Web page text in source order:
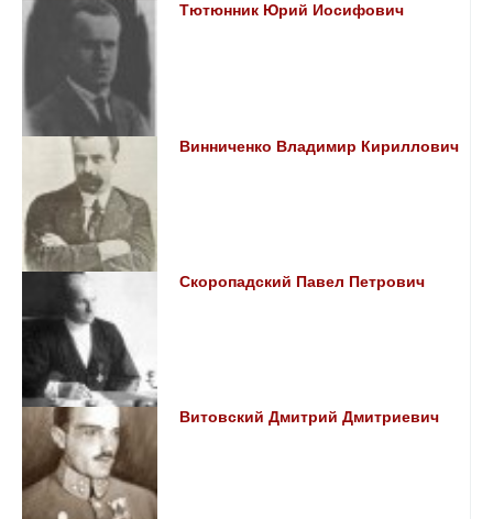
Тютюнник Юрий Иосифович
Винниченко Владимир Кириллович
Скоропадский Павел Петрович
Витовский Дмитрий Дмитриевич